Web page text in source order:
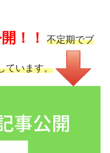
！！ 不定期でブ
ています。